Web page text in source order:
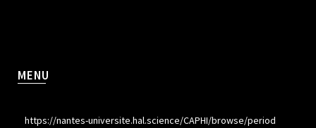
MENU
https://nantes-universite.hal.science/CAPHI/browse/period